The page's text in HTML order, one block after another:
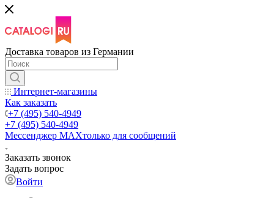
Доставка товаров из Германии
Интернет-магазины
Как заказать
+7 (495) 540-4949
+7 (495) 540-4949
Мессенджер МАХтолько для сообщений
Заказать звонок
Задать вопрос
Войти